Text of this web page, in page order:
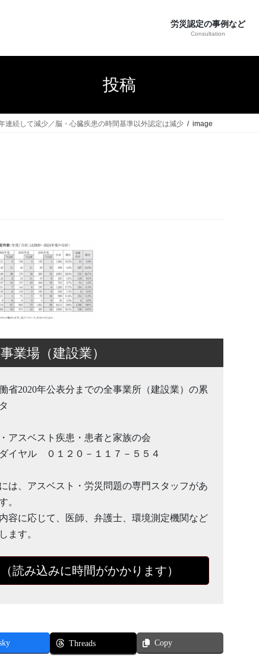
労災認定の事例など
Consultation
投稿
続して減少／脳・心臓疾患の時間基準以外認定は減少 image
業場（建設業）
省2020年公表分までの全事業所（建設業）の累
アスベスト疾患・患者と家族の会
イヤル ０１２０－１１７－５５４
は、アスベスト・労災問題の専門スタッフがあ
。
容に応じて、医師、弁護士、環境測定機関など
ます。
読み込みに時間がかかります）
Threads Copy